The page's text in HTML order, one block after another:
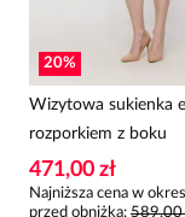
20%
Wizytowa sukienka
rozporkiem z boku
471,00 zł
Najniższa cena w
przed obniżką: 589,00